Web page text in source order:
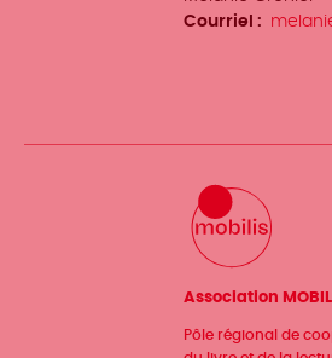
/
Courriel
Association
Pôle régional de